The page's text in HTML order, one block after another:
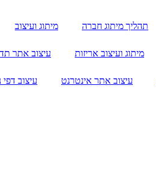
תהליך מיתוג חברה מיתוג ועיצוב
מיתוג ועיצוב אריזות עיצוב אתר
עיצוב אתר אינטרנט עיצוב